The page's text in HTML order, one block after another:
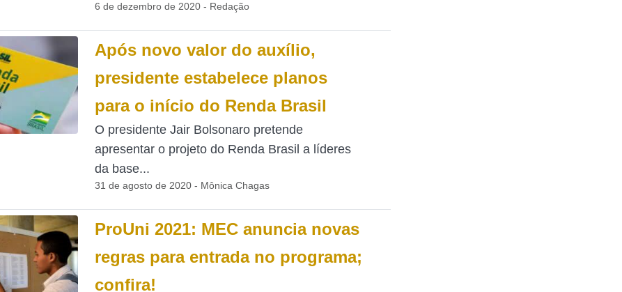
6 de dezembro de 2020 - Redação
Após novo valor do auxílio,
presidente estabelece planos
para o início do Renda Brasil
O presidente Jair Bolsonaro pretende
apresentar o projeto do Renda Brasil a líderes
da base...
31 de agosto de 2020 - Mônica Chagas
ProUni 2021: MEC anuncia novas
regras para entrada no programa;
confira!